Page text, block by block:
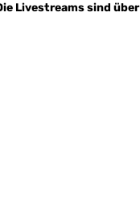
Livestreams sind über